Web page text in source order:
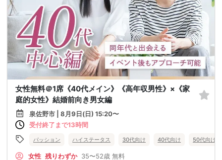
女性無料＠1席《40代メイン》《高年収男性》×《家
庭的女性》結婚前向き男女編
泉佐野市 | 8月9日(日) 15:20〜
受付終了まで13時間
パッション ハイステータス 30代向け 40代向け 50代向け
女性 残りわずか 35〜52歳 無料